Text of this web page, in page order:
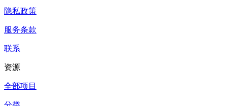
隐私政策
服务条款
联系
资源
全部项目